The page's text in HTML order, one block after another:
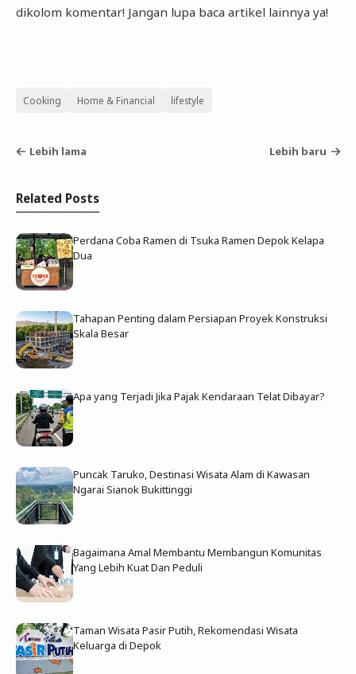
dikolom komentar! Jangan lupa baca artikel lainnya ya!
Cooking Home & Financial lifestyle
Lebih lama Lebih baru
Related Posts
Perdana Coba Ramen di Tsuka Ramen Depok Kelapa
Dua
Tahapan Penting dalam Persiapan Proyek Konstruksi
Skala Besar
Apa yang Terjadi Jika Pajak Kendaraan Telat Dibayar?
Puncak Taruko, Destinasi Wisata Alam di Kawasan
Ngarai Sianok Bukittinggi
Bagaimana Amal Membantu Membangun Komunitas
Yang Lebih Kuat Dan Peduli
Taman Wisata Pasir Putih, Rekomendasi Wisata
Keluarga di Depok